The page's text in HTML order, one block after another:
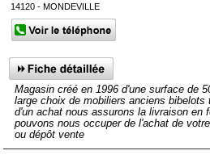
14120 - MONDEVILLE
Magasin créé en 1996 d'une surface de
large choix de mobiliers anciens
d'un achat nous assurons la livraison en
pouvons nous occuper de l'achat de
ou dépôt vente